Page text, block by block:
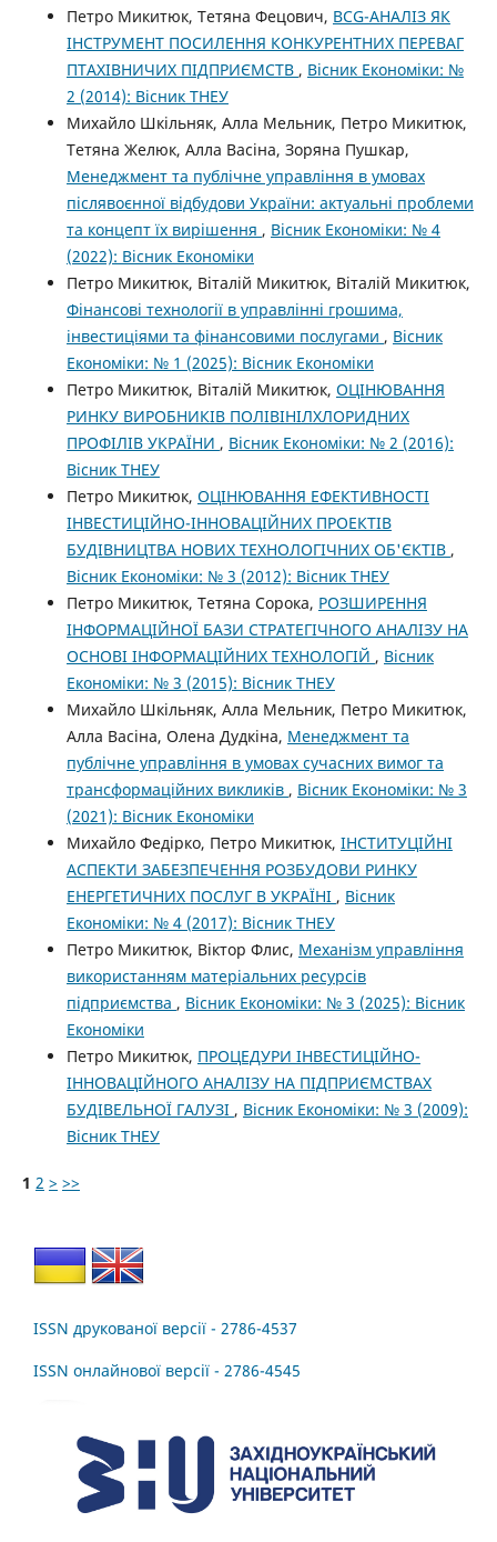
Петро Микитюк, Тетяна Фецович, BCG-АНАЛІЗ ЯК
ІНСТРУМЕНТ ПОСИЛЕННЯ КОНКУРЕНТНИХ ПЕРЕВАГ
ПТАХІВНИЧИХ ПІДПРИЄМСТВ , Вісник Економіки: №
2 (2014): Вісник ТНЕУ
Михайло Шкільняк, Алла Мельник, Петро Микитюк,
Тетяна Желюк, Алла Васіна, Зоряна Пушкар,
Менеджмент та публічне управління в умовах
післявоєнної відбудови України: актуальні проблеми
та концепт їх вирішення , Вісник Економіки: № 4
(2022): Вісник Економіки
Петро Микитюк, Віталій Микитюк, Віталій Микитюк,
Фінансові технології в управлінні грошима,
інвестиціями та фінансовими послугами , Вісник
Економіки: № 1 (2025): Вісник Економіки
Петро Микитюк, Віталій Микитюк, ОЦІНЮВАННЯ
РИНКУ ВИРОБНИКІВ ПОЛІВІНІЛХЛОРИДНИХ
ПРОФІЛІВ УКРАЇНИ , Вісник Економіки: № 2 (2016):
Вісник ТНЕУ
Петро Микитюк, ОЦІНЮВАННЯ ЕФЕКТИВНОСТІ
ІНВЕСТИЦІЙНО-ІННОВАЦІЙНИХ ПРОЕКТІВ
БУДІВНИЦТВА НОВИХ ТЕХНОЛОГІЧНИХ ОБ'ЄКТІВ ,
Вісник Економіки: № 3 (2012): Вісник ТНЕУ
Петро Микитюк, Тетяна Сорока, РОЗШИРЕННЯ
ІНФОРМАЦІЙНОЇ БАЗИ СТРАТЕГІЧНОГО АНАЛІЗУ НА
ОСНОВІ ІНФОРМАЦІЙНИХ ТЕХНОЛОГІЙ , Вісник
Економіки: № 3 (2015): Вісник ТНЕУ
Михайло Шкільняк, Алла Мельник, Петро Микитюк,
Алла Васіна, Олена Дудкіна, Менеджмент та
публічне управління в умовах сучасних вимог та
трансформаційних викликів , Вісник Економіки: № 3
(2021): Вісник Економіки
Михайло Федірко, Петро Микитюк, ІНСТИТУЦІЙНІ
АСПЕКТИ ЗАБЕЗПЕЧЕННЯ РОЗБУДОВИ РИНКУ
ЕНЕРГЕТИЧНИХ ПОСЛУГ В УКРАЇНІ , Вісник
Економіки: № 4 (2017): Вісник ТНЕУ
Петро Микитюк, Віктор Флис, Механізм управління
використанням матеріальних ресурсів
підприємства , Вісник Економіки: № 3 (2025): Вісник
Економіки
Петро Микитюк, ПРОЦЕДУРИ ІНВЕСТИЦІЙНО-
ІННОВАЦІЙНОГО АНАЛІЗУ НА ПІДПРИЄМСТВАХ
БУДІВЕЛЬНОЇ ГАЛУЗІ , Вісник Економіки: № 3 (2009):
Вісник ТНЕУ
1 2 > >>
ISSN друкованої версії - 2786-4537
ISSN онлайнової версії - 2786-4545